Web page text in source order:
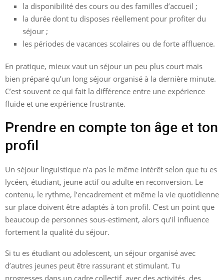
la disponibilité des cours ou des familles d’accueil ;
la durée dont tu disposes réellement pour profiter du
séjour ;
les périodes de vacances scolaires ou de forte affluence.
En pratique, mieux vaut un séjour un peu plus court mais
bien préparé qu’un long séjour organisé à la dernière minute.
C’est souvent ce qui fait la différence entre une expérience
fluide et une expérience frustrante.
Prendre en compte ton âge et ton
profil
Un séjour linguistique n’a pas le même intérêt selon que tu es
lycéen, étudiant, jeune actif ou adulte en reconversion. Le
contenu, le rythme, l’encadrement et même la vie quotidienne
sur place doivent être adaptés à ton profil. C’est un point que
beaucoup de personnes sous-estiment, alors qu’il influence
fortement la qualité du séjour.
Si tu es étudiant ou adolescent, un séjour organisé avec
d’autres jeunes peut être rassurant et stimulant. Tu
progresses dans un cadre collectif, avec des activités, des